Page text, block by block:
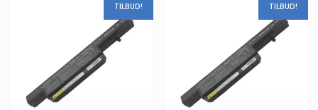
TILBUD! TILBUD!